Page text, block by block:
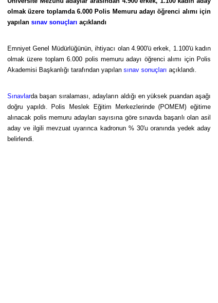
olmak üzere toplamda 6.000 Polis Memuru adayı öğrenci alımı için
yapılan sınav sonuçları açıklandı
Emniyet Genel Müdürlüğünün, ihtiyacı olan 4.900'ü erkek, 1.100'ü kadın
olmak üzere toplam 6.000 polis memuru adayı öğrenci alımı için Polis
Akademisi Başkanlığı tarafından yapılan sınav sonuçları açıklandı.
Sınavlarda başarı sıralaması, adayların aldığı en yüksek puandan aşağı
doğru yapıldı. Polis Meslek Eğitim Merkezlerinde (POMEM) eğitime
alınacak polis memuru adayları sayısına göre sınavda başarılı olan asil
aday ve ilgili mevzuat uyarınca kadronun % 30'u oranında yedek aday
belirlendi.